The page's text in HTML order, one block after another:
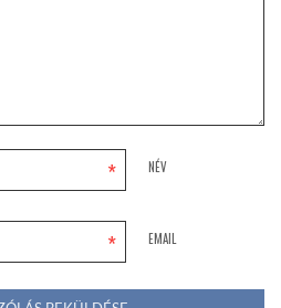
NÉV
*
EMAIL
*